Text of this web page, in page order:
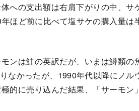
への支出額は右肩下がりの中、サ
ほど前に比べて塩サケの購入量は
ンは鮭の英訳だが、いまは鱒類の
なかったが、1990年代以降にノル
的に売り込んだ結果、「サーモン」